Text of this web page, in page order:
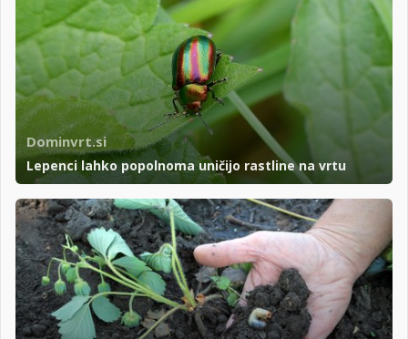
Dominvrt.si
Lepenci lahko popolnoma uničijo rastline na vrtu